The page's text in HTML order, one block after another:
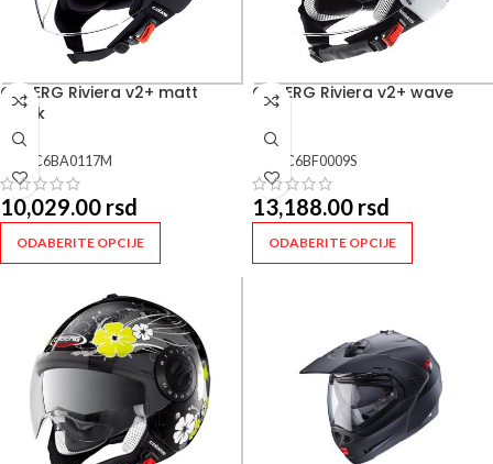
CABERG Riviera v2+ matt
black
C6BA0117M
10,029.00 rsd
ODABERITE OPCIJE
CABERG Riviera v2+ wave
C6BF0009S
13,188.00 rsd
ODABERITE OPCIJE